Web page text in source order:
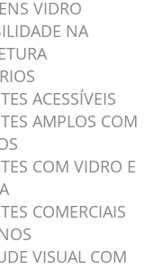
VIDRO
NA
ACESSÍVEIS
AMPLOS COM
COM VIDRO E
COMERCIAIS
VISUAL COM